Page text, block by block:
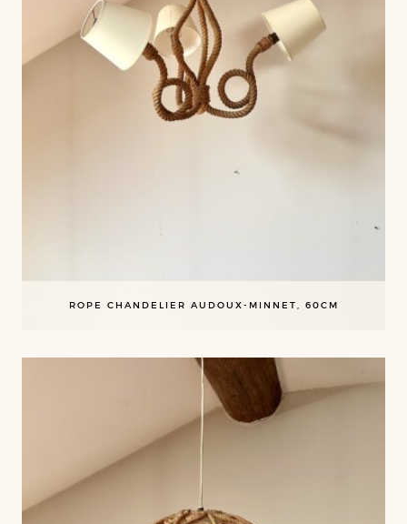
ROPE CHANDELIER AUDOUX-MINNET, 60CM